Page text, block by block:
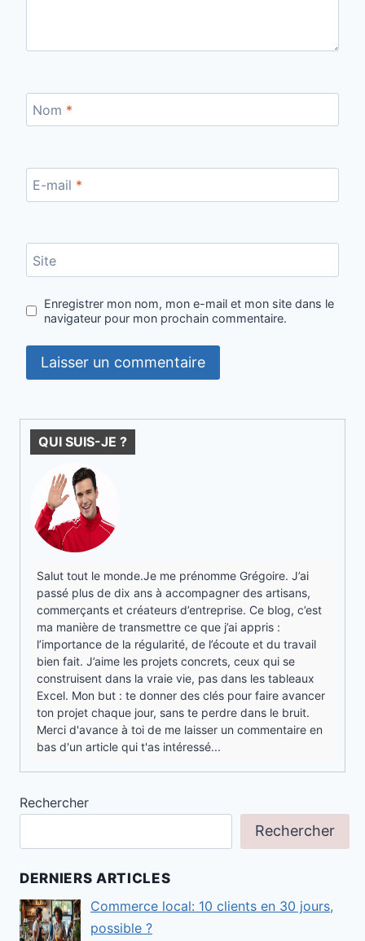
Nom *
E-mail *
Site
Enregistrer mon nom, mon e-mail et mon site dans le
navigateur pour mon prochain commentaire.
QUI SUIS-JE ?
Salut tout le monde.Je me prénomme Grégoire. J’ai
passé plus de dix ans à accompagner des artisans,
commerçants et créateurs d’entreprise. Ce blog, c’est
ma manière de transmettre ce que j’ai appris :
l’importance de la régularité, de l’écoute et du travail
bien fait. J’aime les projets concrets, ceux qui se
construisent dans la vraie vie, pas dans les tableaux
Excel. Mon but : te donner des clés pour faire avancer
ton projet chaque jour, sans te perdre dans le bruit.
Merci d'avance à toi de me laisser un commentaire en
bas d'un article qui t'as intéressé...
Rechercher
Rechercher
DERNIERS ARTICLES
Commerce local: 10 clients en 30 jours,
possible ?